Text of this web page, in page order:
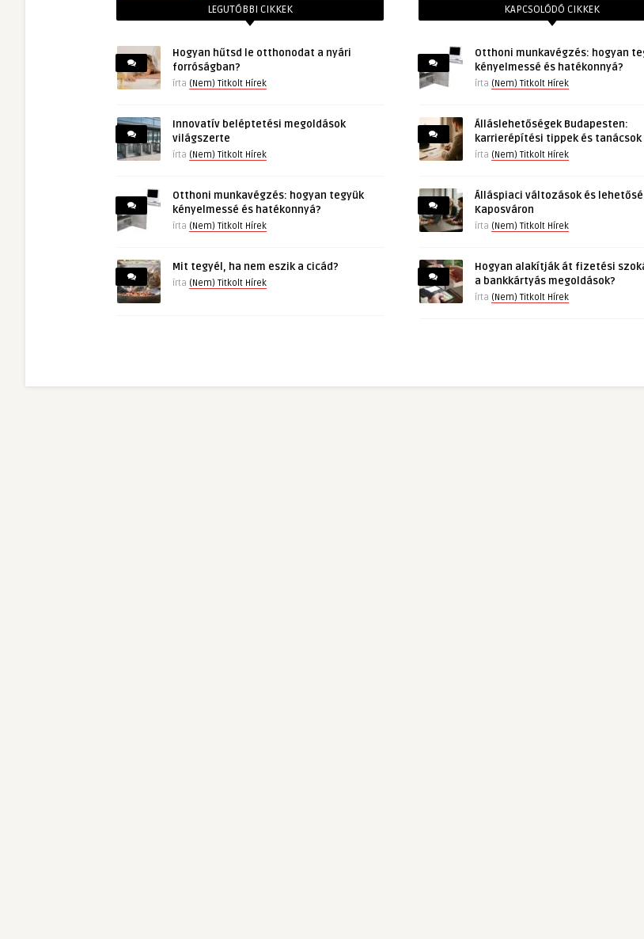
LEGUTÓBBI CIKKEK
Hogyan hűtsd le otthonodat a nyári
forróságban?
írta (Nem) Titkolt Hírek
Innovatív beléptetési megoldások
világszerte
írta (Nem) Titkolt Hírek
Otthoni munkavégzés: hogyan tegyük
kényelmessé és hatékonnyá?
írta (Nem) Titkolt Hírek
Mit tegyél, ha nem eszik a cicád?
írta (Nem) Titkolt Hírek
KAPCSOLÓDÓ CIKKEK
Otthoni munkavégzés: hogyan
kényelmessé és hatékonnyá?
írta (Nem) Titkolt Hírek
Álláslehetőségek Budapesten:
karrierépítési tippek és tanácsok
írta (Nem) Titkolt Hírek
Álláspiaci változások és
Kaposváron
írta (Nem) Titkolt Hírek
Hogyan alakítják át fizetési
a bankkártyás megoldások?
írta (Nem) Titkolt Hírek